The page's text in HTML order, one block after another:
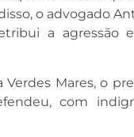
o advogado
a agressão
Mares, o
com